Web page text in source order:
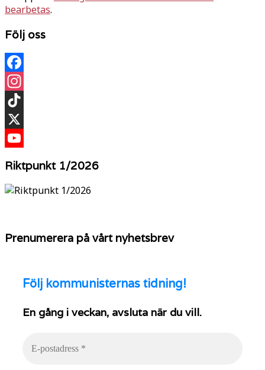
bearbetas.
Följ oss
Facebook
Instagram
TikTok
X
Riktpunkt 1/2026
Prenumerera på vårt nyhetsbrev
Följ kommunisternas tidning!
En gång i veckan, avsluta när du vill.